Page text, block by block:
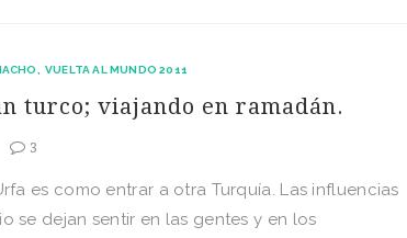
VUELTA AL MUNDO 2011
turco; viajando en ramadán.
3
es como entrar a otra Turquía. Las influencias
se dejan sentir en las gentes y en los